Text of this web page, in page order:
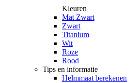
Kleuren
Mat Zwart
Zwart
Titanium
Wit
Roze
Rood
Tips en informatie
Helmmaat berekenen